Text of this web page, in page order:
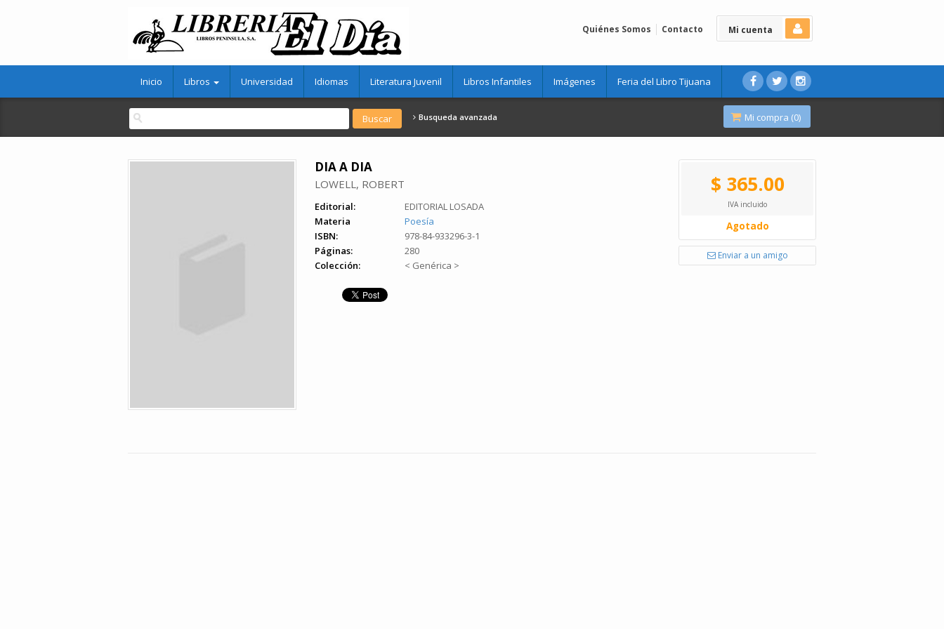
Mi cuenta
Quiénes Somos Contacto
Inicio Libros Universidad Idiomas Literatura Juvenil Libros Infantiles Imágenes Feria del Libro Tijuana
Busqueda avanzada Mi compra (0)
DIA A DIA
LOWELL, ROBERT
Editorial:
EDITORIAL LOSADA
Materia
Poesía
ISBN:
978-84-933296-3-1
Páginas:
280
Colección:
< Genérica >
$ 365.00
IVA incluido
Agotado
Enviar a un amigo